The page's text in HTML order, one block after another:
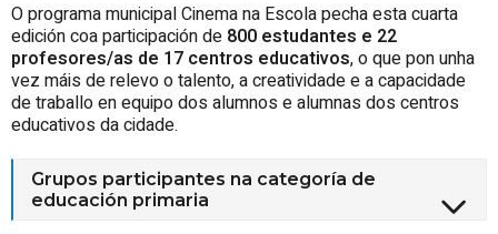
O programa municipal Cinema na Escola pecha esta cuarta
edición coa participación de 800 estudantes e 22
profesores/as de 17 centros educativos, o que pon unha
vez máis de relevo o talento, a creatividade e a capacidade
de traballo en equipo dos alumnos e alumnas dos centros
educativos da cidade.
Grupos participantes na categoría de
educación primaria